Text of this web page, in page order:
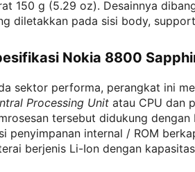
150 g (5.29 oz). Desainnya
diletakkan pada sisi body,
Nokia 8800
sektor performa, perangkat ini
Processing Unit atau CPU dan
tersebut didukung
penyimpanan internal / ROM
berjenis Li-Ion dengan